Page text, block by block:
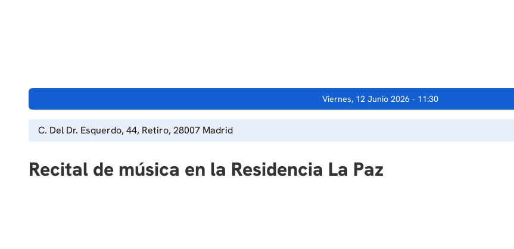
Viernes, 12 Junio 2026 - 11:30
C. Del Dr. Esquerdo, 44, Retiro, 28007 Madrid
Recital de música en la Residencia La Paz